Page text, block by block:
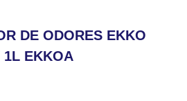
DE ODORES EKKO
1L EKKOA